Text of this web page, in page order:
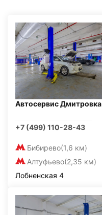
Автосервис Дмитровка
+7 (499) 110-28-43
Бибирево(1,6 км)
Алтуфьево(2,35 км)
Лобненская 4